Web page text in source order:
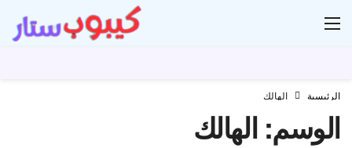
الرئيسية الهالك
الوسم:الهالك